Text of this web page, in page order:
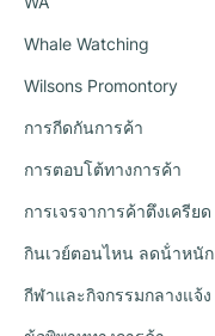
Whale Watching
Wilsons Promontory
การกีดกันการค้า
การตอบโต้ทางการค้า
การเจรจาการค้าตึงเครียด
กินเวย์ตอนไหน ลดน้ําหนัก
กีฬาและกิจกรรมกลางแจ้ง